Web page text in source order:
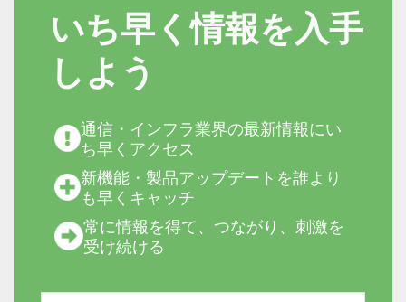
いち早く情報を入手
しよう
通信・インフラ業界の最新情報にい
ち早くアクセス
新機能・製品アップデートを誰より
も早くキャッチ
常に情報を得て、つながり、刺激を
受け続ける